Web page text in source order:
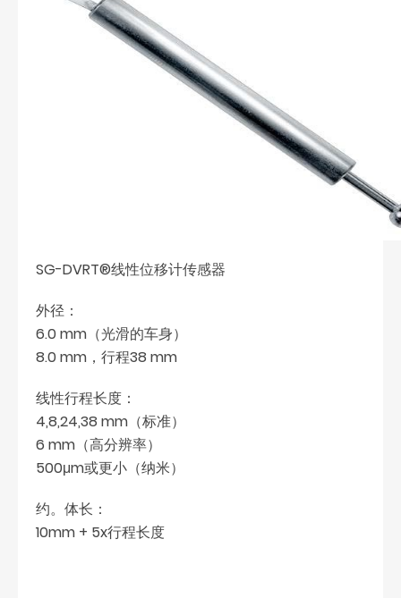
SG-DVRT®线性位移计传感器
外径：
6.0 mm（光滑的车身）
8.0 mm，行程38 mm
线性行程长度：
4,8,24,38 mm（标准）
6 mm（高分辨率）
500μm或更小（纳米）
约。体长：
10mm + 5x行程长度